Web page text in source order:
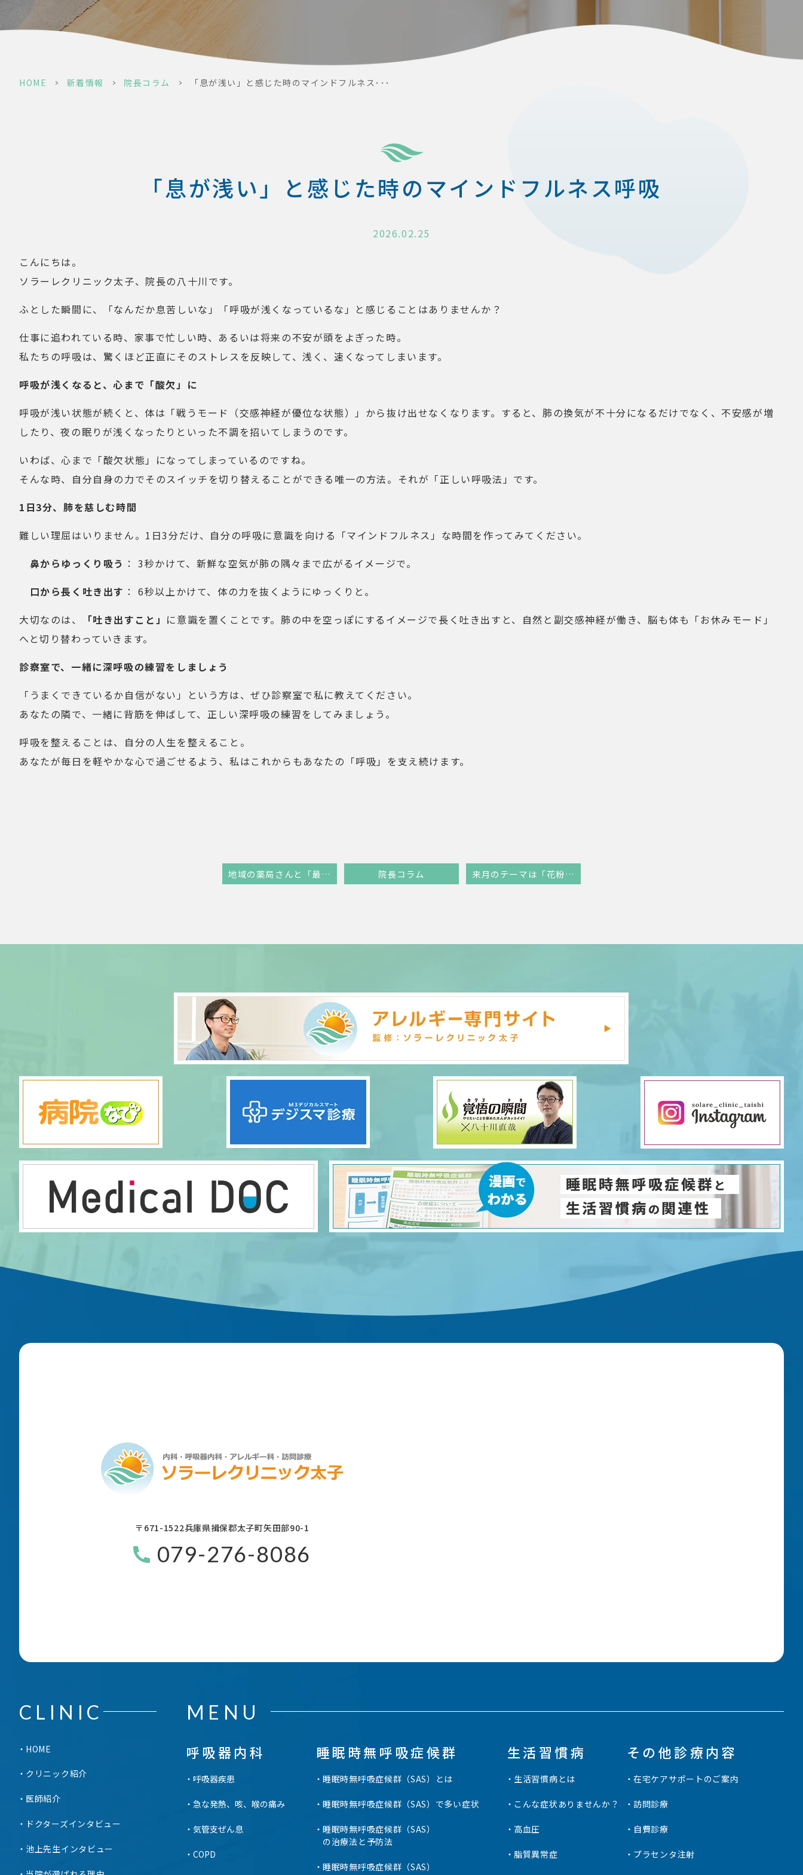
HOME > 新着情報 > 院長コラム > 「息が浅い」と感じた時のマインドフルネス･･･
「息が浅い」と感じた時のマインドフルネス呼吸
2026.02.25
こんにちは。
ソラーレクリニック太子、院長の八十川です。
ふとした瞬間に、「なんだか息苦しいな」「呼吸が浅くなっているな」と感じることはありませんか？
仕事に追われている時、家事で忙しい時、あるいは将来の不安が頭をよぎった時。
私たちの呼吸は、驚くほど正直にそのストレスを反映して、浅く、速くなってしまいます。
呼吸が浅くなると、心まで「酸欠」に
呼吸が浅い状態が続くと、体は「戦うモード（交感神経が優位な状態）」から抜け出せなくなります。すると、肺の換気が不十分になるだけでなく、不安感が増
したり、夜の眠りが浅くなったりといった不調を招いてしまうのです。
いわば、心まで「酸欠状態」になってしまっているのですね。
そんな時、自分自身の力でそのスイッチを切り替えることができる唯一の方法。それが「正しい呼吸法」です。
1日3分、肺を慈しむ時間
難しい理屈はいりません。1日3分だけ、自分の呼吸に意識を向ける「マインドフルネス」な時間を作ってみてください。
鼻からゆっくり吸う ： 3秒かけて、新鮮な空気が肺の隅々まで広がるイメージで。
口から長く吐き出す ： 6秒以上かけて、体の力を抜くようにゆっくりと。
大切なのは、
「吐き出すこと」 に意識を置くことです。肺の中を空っぽにするイメージで長く吐き出すと、自然と副交感神経が働き、脳も体も「お休みモード」
へと切り替わっていきます。
診察室で、一緒に深呼吸の練習をしましょう
「うまくできているか自信がない」という方は、ぜひ診察室で私に教えてください。
あなたの隣で、一緒に背筋を伸ばして、正しい深呼吸の練習をしてみましょう。
呼吸を整えることは、自分の人生を整えること。
あなたが毎日を軽やかな心で過ごせるよう、私はこれからもあなたの「呼吸」を支え続けます。
地域の薬局さんと「最強のタッグ」を組んでいます 院長コラム 来月のテーマは「花粉と呼吸」。早期対策が鍵です！
〒671-1522兵庫県揖保郡太子町矢田部90-1
079-276-8086
CLINIC
HOME
クリニック紹介
医師紹介
ドクターズインタビュー
池上先生インタビュー
MENU
呼吸器内科
呼吸器疾患
急な発熱、咳、喉の痛み
気管支ぜん息
COPD
睡眠時無呼吸症候群
睡眠時無呼吸症候群（SAS）とは
睡眠時無呼吸症候群（SAS）で多い症状
睡眠時無呼吸症候群（SAS）
の治療法と予防法
睡眠時無呼吸症候群（SAS）
生活習慣病
生活習慣病とは
こんな症状ありませんか？
高血圧
脂質異常症
その他診療内容
在宅ケアサポートのご案内
訪問診療
自費診療
プラセンタ注射